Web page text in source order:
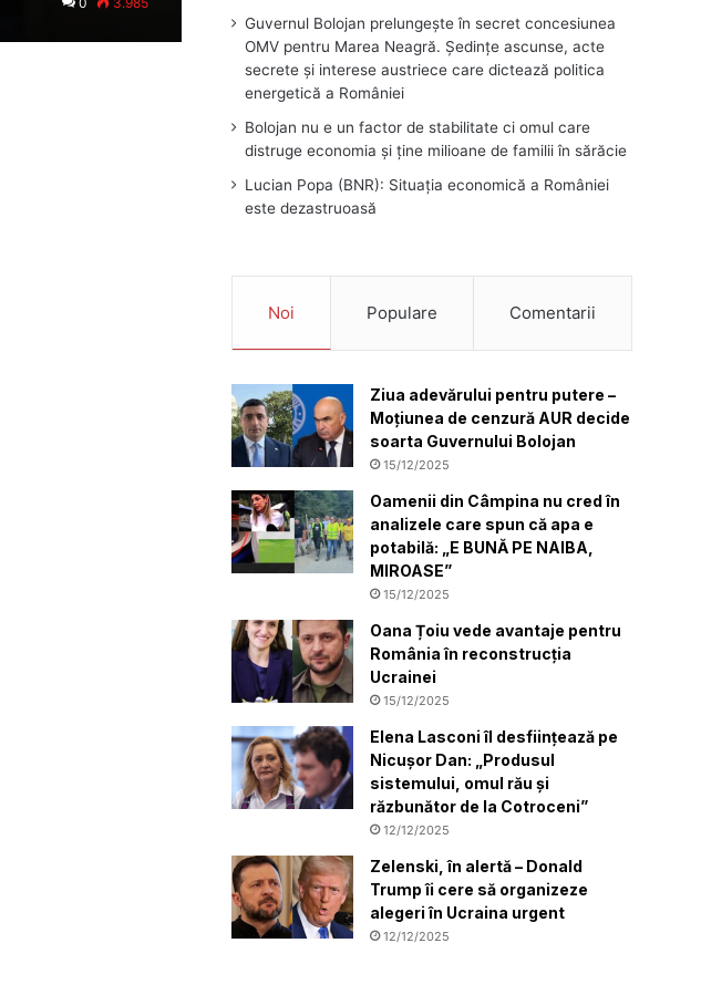
Guvernul Bolojan prelungește în secret concesiunea
OMV pentru Marea Neagră. Ședințe ascunse, acte
secrete și interese austriece care dictează politica
energetică a României
Bolojan nu e un factor de stabilitate ci omul care
distruge economia și ține milioane de familii în sărăcie
Lucian Popa (BNR): Situația economică a României
este dezastruoasă
Noi Populare Comentarii
Ziua adevărului pentru putere –
Moțiunea de cenzură AUR decide
soarta Guvernului Bolojan
15/12/2025
Oamenii din Câmpina nu cred în
analizele care spun că apa e
potabilă: „E BUNĂ PE NAIBA,
MIROASE”
15/12/2025
Oana Țoiu vede avantaje pentru
România în reconstrucția
Ucrainei
15/12/2025
Elena Lasconi îl desființează pe
Nicușor Dan: „Produsul
sistemului, omul rău și
răzbunător de la Cotroceni”
12/12/2025
Zelenski, în alertă – Donald
Trump îi cere să organizeze
alegeri în Ucraina urgent
12/12/2025